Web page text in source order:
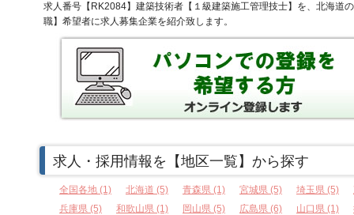
求人番号【RK2084】建築技術者【１級建築施工管理技士】を、北海道
職】希望者に求人募集企業を紹介致します。
求人・採用情報を【地区一覧】から探す
全国各地 (1) 北海道 (5) 青森県 (1) 宮城県 (5) 埼玉県 (5)
兵庫県 (5)
和歌山県 (1) 岡山県 (5) 広島県 (6) 山口県 (1)